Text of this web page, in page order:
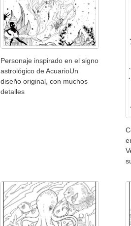
Personaje inspirado en el signo
astrológico de AcuarioUn
diseño original, con muchos
detalles